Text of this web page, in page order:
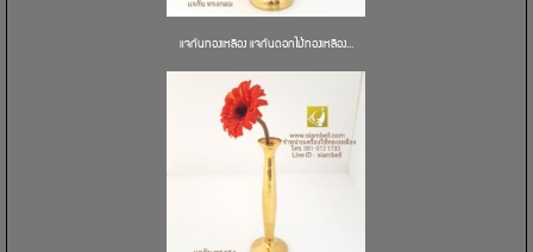
แจกันทองเหลือง แจกันดอกไม้ทองเหลือง...